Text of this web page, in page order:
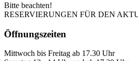
Bitte beachten!
RESERVIERUNGEN FÜR DEN
Öffnungszeiten
Mittwoch bis Freitag ab 17.30 Uhr